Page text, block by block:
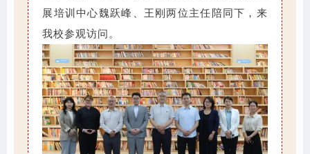
展培训中心魏跃峰、王刚两位主任陪同下，来
我校参观访问。